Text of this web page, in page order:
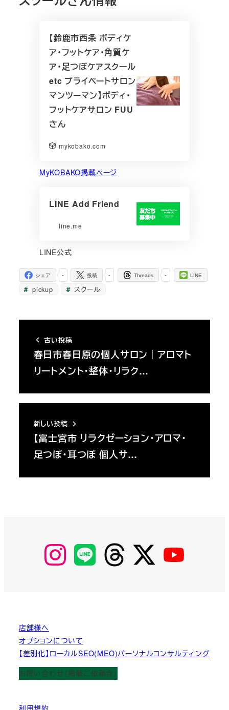
【鈴鹿市西条 ボディケ
ア・フットケア・角質ケ
ア・足つぼケアスクール
etc プライベートサロン
マンツーマン】ボディ・
フットケアサロン FUU
さん
mykobako.com
MyKOBAKO掲載ページ
LINE Add Friend
line.me
LINE公式
-
シェア -
投稿 -
Threads LINE
pickup スクール
古い投稿
春日市春日原の個人サロン｜アロマト
リートメント・整体・リラク…
新しい投稿
【富士宮市 リラクゼーション・アロマ・
足つぼ・耳つぼ 個人サ…
【Instagram】
MyKOBAKO
【LINE】 【threads】 【Twitter】
店舗様へ
オプションについて
【差別化】ローカルSEO(MEO)パーソナルコンサルティング
お問い合わせ（掲載ご依頼含）
利用規約